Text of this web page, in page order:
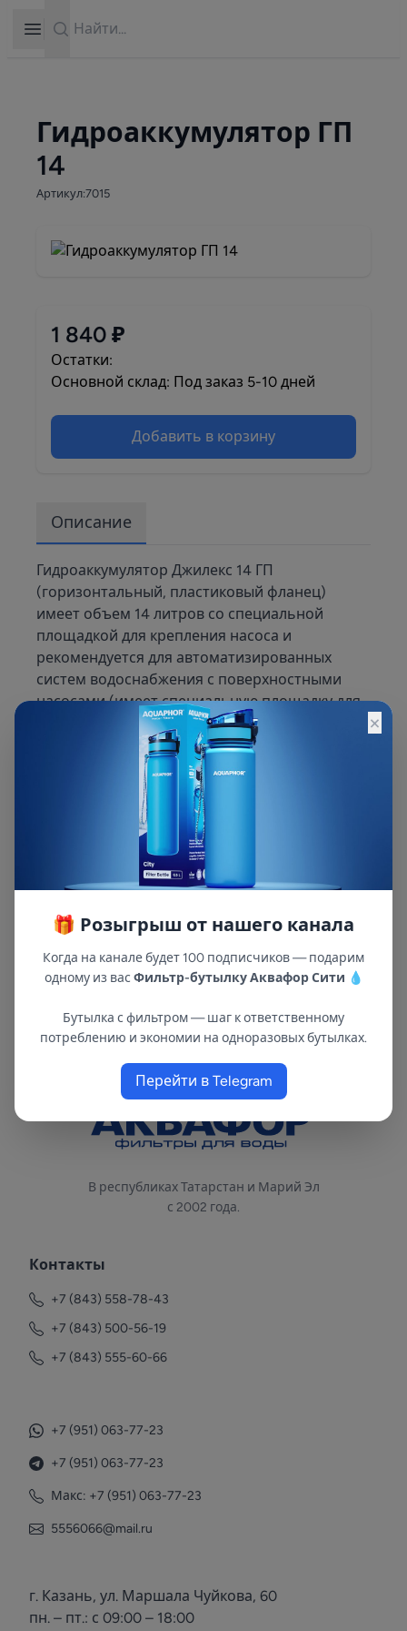
Open sidebar
Гидроаккумулятор ГП
14
Артикул:7015
1 840 ₽
Остатки:
Основной склад: Под заказ 5-10 дней
Добавить в корзину
Описание
Гидроаккумулятор Джилекс 14 ГП
(горизонтальный, пластиковый фланец)
имеет объем 14 литров со специальной
площадкой для крепления насоса и
рекомендуется для автоматизированных
систем водоснабжения с поверхностными
насосами (имеет специальную площадку для
крепления насоса) или погружными. В данном
случае даже такой малый объем
гидроаккумулятора предотвратит лишние
включения насоса и сохранит ему срок
службы. Корпус из высококачественной стали
- 1 мм. Пластиковый фланец. Сменный фланец
и возможность замены мембраны. Краска с
защитой от ультрафиолетовых лучей.
материала. Воздушный клапан для контроля
давления. Имеется специальная площадка
для крепления насоса.
В республиках Татарстан и Марий Эл
с 2002 года.
Контакты
+7 (843) 558-78-43
+7 (843) 500-56-19
+7 (843) 555-60-66
+7 (951) 063-77-23
+7 (951) 063-77-23
Макс: +7 (951) 063-77-23
5556066@mail.ru
г. Казань, ул. Маршала Чуйкова, 60
пн. – пт.: с 09:00 – 18:00
×
🎁 Розыгрыш от нашего канала
Когда на канале будет 100 подписчиков — подарим
одному из вас Фильтр-бутылку Аквафор Сити 💧
Бутылка с фильтром — шаг к ответственному
потреблению и экономии на одноразовых бутылках.
Перейти в Telegram